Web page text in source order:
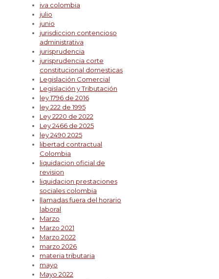
iva colombia
julio
junio
jurisdiccion contencioso
administrativa
jurisprudencia
jurisprudencia corte
constitucional domesticas
Legislación Comercial
Legislación y Tributación
ley 1796 de 2016
ley 222 de 1995
Ley 2220 de 2022
Ley 2466 de 2025
ley 2490 2025
libertad contractual
Colombia
liquidacion oficial de
revision
liquidacion prestaciones
sociales colombia
llamadas fuera del horario
laboral
Marzo
Marzo 2021
Marzo 2022
marzo 2026
materia tributaria
mayo
Mayo 2022